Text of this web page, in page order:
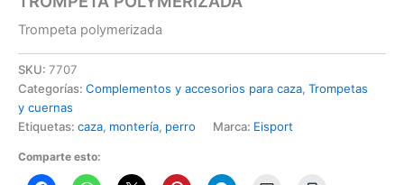
Trompeta polymerizada
SKU: 7707
Categorías: Complementos y accesorios para caza, Trompetas
y cuernas
Etiquetas: caza, montería, perro Marca: Eisport
Comparte esto: